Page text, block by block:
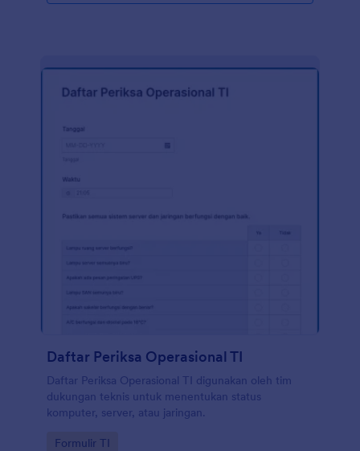
Daftar Periksa Operasional TI
Daftar Periksa Operasional TI digunakan oleh tim
dukungan teknis untuk menentukan status
komputer, server, atau jaringan.
Go to Category:
Formulir TI